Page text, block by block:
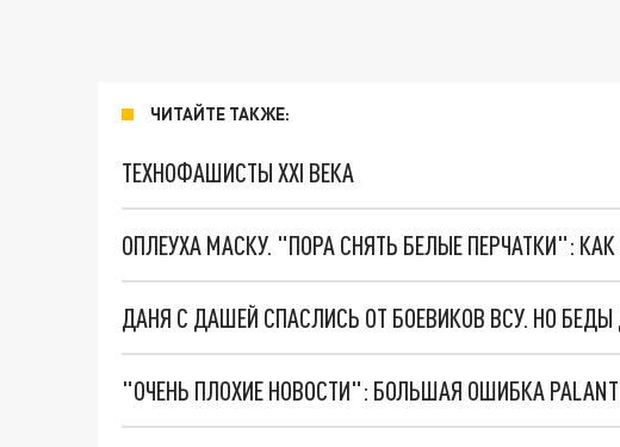
ЧИТАЙТЕ ТАКЖЕ:
ТЕХНОФАШИСТЫ XXI ВЕКА
ОПЛЕУХА МАСКУ. "ПОРА СНЯТЬ БЕЛЫЕ ПЕРЧАТКИ": КАК
ДАНЯ С ДАШЕЙ СПАСЛИСЬ ОТ БОЕВИКОВ ВСУ. НО